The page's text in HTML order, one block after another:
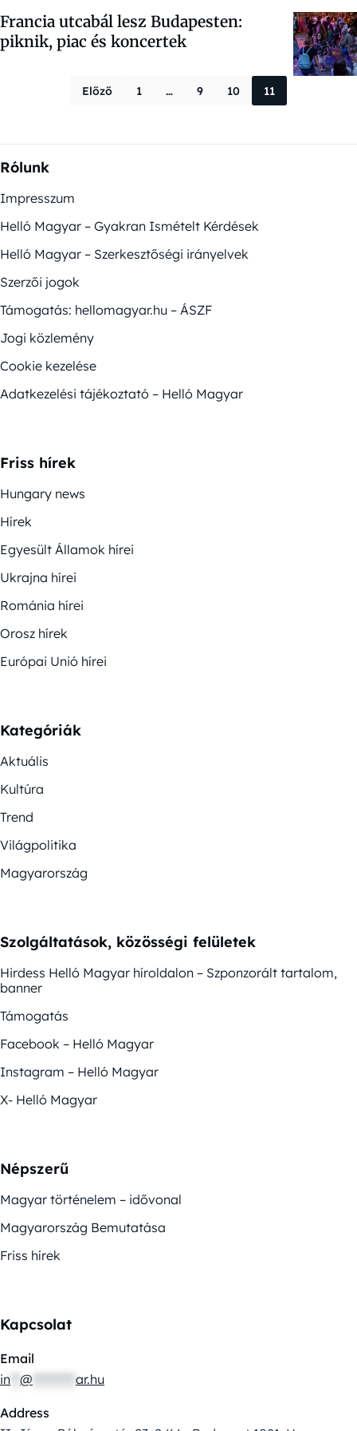
Francia utcabál lesz Budapesten:
piknik, piac és koncertek
Bejegyzések
Előző 1 … 9 10 11
Rólunk
Impresszum
Helló Magyar – Gyakran Ismételt Kérdések
Helló Magyar – Szerkesztőségi irányelvek
Szerzői jogok
Támogatás: hellomagyar.hu – ÁSZF
Jogi közlemény
Cookie kezelése
Adatkezelési tájékoztató – Helló Magyar
Friss hírek
Hungary news
Hírek
Egyesült Államok hírei
Ukrajna hírei
Románia hírei
Orosz hírek
Európai Unió hírei
Kategóriák
Aktuális
Kultúra
Trend
Világpolitika
Magyarország
Szolgáltatások, közösségi felületek
Hirdess Helló Magyar híroldalon – Szponzorált tartalom,
banner
Támogatás
Facebook – Helló Magyar
Instagram – Helló Magyar
X- Helló Magyar
Népszerű
Magyar történelem – idővonal
Magyarország Bemutatása
Friss hírek
Kapcsolat
Email
in @ ar.hu
Address